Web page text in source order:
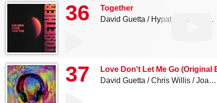
36
Together
David Guetta
Hypaton
37
Love Don't Let Me Go (Original
David Guetta
Chris Willis Joachim Garraud